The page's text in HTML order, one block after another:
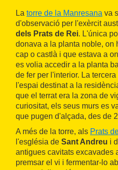
La torre de la Manresana va
d'observació per l'exèrcit
dels Prats de Rei. L'única
donava a la planta noble, on
cap o castlà i que estava a
es volia accedir a la planta
de fer per l'interior. La
l'espai destinat a la
que el terrat era la zona de
curiositat, els seus murs es
que pugen d'alçada, des de
A més de la torre, als Prats
l'església de Sant Andreu i
antigues cavitats excavades
premsar el vi i fermentar-lo